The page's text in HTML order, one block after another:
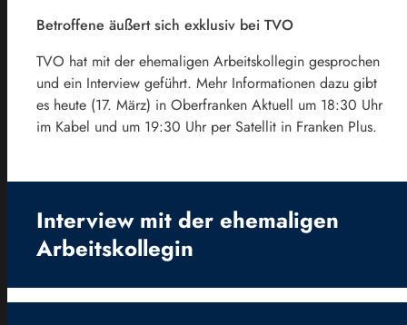
Betroffene äußert sich exklusiv bei TVO
TVO hat mit der ehemaligen Arbeitskollegin gesprochen
und ein Interview geführt. Mehr Informationen dazu gibt
es heute (17. März) in Oberfranken Aktuell um 18:30 Uhr
im Kabel und um 19:30 Uhr per Satellit in Franken Plus.
Interview mit der ehemaligen
Arbeitskollegin